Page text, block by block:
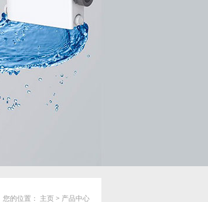
您的位置： 主页 > 产品中心